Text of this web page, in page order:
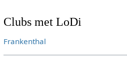
Clubs met LoDi
Frankenthal